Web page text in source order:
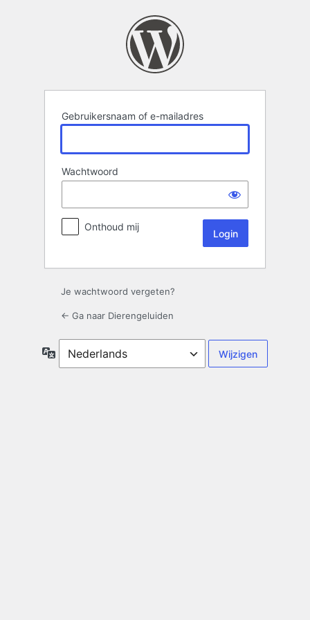
Gebruikersnaam of e-mailadres
Wachtwoord
Onthoud mij
Je wachtwoord vergeten?
← Ga naar Dierengeluiden
Taal